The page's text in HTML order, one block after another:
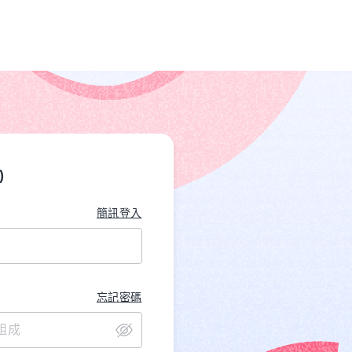
簡訊登入
忘記密碼